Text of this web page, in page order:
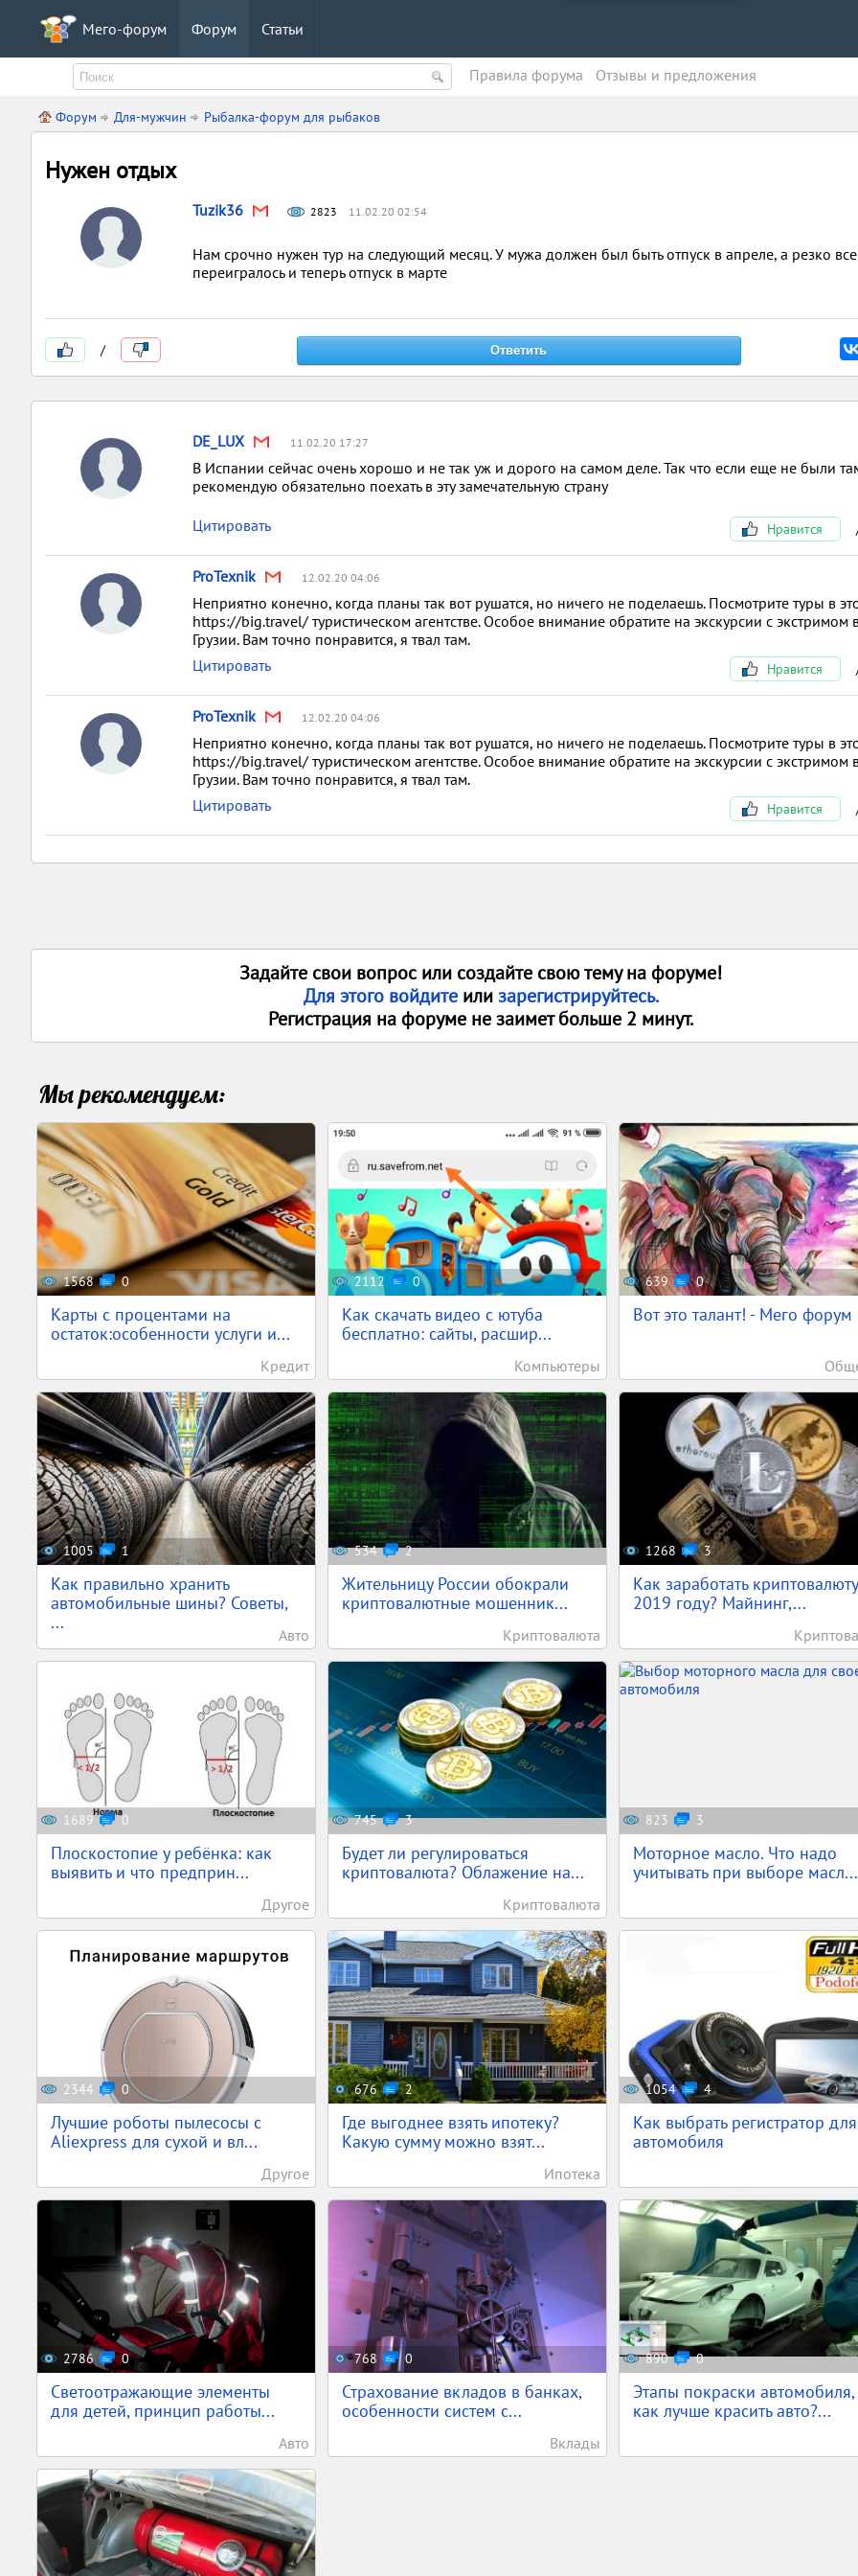
Мего-форум Форум Статьи
Правила форума Oтзывы и предложения
Форум Для-мужчин Рыбалка-форум для рыбаков
Нужен отдых
Tuzik36 2823 11.02.20 02:54
Нам срочно нужен тур на следующий месяц. У мужа должен был быть отпуск в апреле, а резко все
переигралось и теперь отпуск в марте
/
DE_LUX 11.02.20 17:27
В Испании сейчас очень хорошо и не так уж и дорого на самом деле. Так что если еще не были
рекомендую обязательно поехать в эту замечательную страну
Цитировать Нравится
ProTexnik 12.02.20 04:06
Неприятно конечно, когда планы так вот рушатся, но ничего не поделаешь. Посмотрите туры в
https://big.travel/ туристическом агентстве. Особое внимание обратите на экскурсии с экстримом
Грузии. Вам точно понравится, я твал там.
Цитировать
Нравится
ProTexnik 12.02.20 04:06
Неприятно конечно, когда планы так вот рушатся, но ничего не поделаешь. Посмотрите туры в
https://big.travel/ туристическом агентстве. Особое внимание обратите на экскурсии с экстримом
Грузии. Вам точно понравится, я твал там.
Цитировать
Нравится
Задайте свои вопрос или создайте свою тему на форуме!
Для этого войдите илизарегистрируйтесь.
Регистрация на форуме не заимет больше 2 минут.
Мы рекомендуем:
1568 0
Карты с процентами на
остаток:особенности услуги и...
Кредит
2112 0
Как скачать видео с ютуба
бесплатно: сайты, расшир...
Компьютеры
639 0
Вот это талант! - Мего форум
1005 1
Как правильно хранить
автомобильные шины? Советы,
...
Авто
534 2
Жительницу России обокрали
криптовалютные мошенник...
Криптовалюта
1268 3
Как заработать
2019 году? Майнинг,...
1689 0
Плоскостопие у ребёнка: как
выявить и что предприн...
Другое
745 3
Будет ли регулироваться
криптовалюта? Облажение на...
Криптовалюта
823 3
Моторное масло. Что надо
учитывать при выборе масл...
2344 0
Лучшие роботы пылесосы с
Aliexpress для сухой и вл...
Другое
676 2
Где выгоднее взять ипотеку?
Какую сумму можно взят...
Ипотека
1054 4
Как выбрать регистратор для
автомобиля
2786 0
Светоотражающие элементы
для детей, принцип работы...
Авто
768 0
Страхование вкладов в банках,
особенности систем с...
Вклады
890 0
Этапы покраски автомобиля,
как лучше красить авто?...